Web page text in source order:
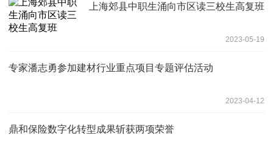
上海郊县中职生涌向市区读三校生高复班
2023-05-19
专家潘志勇参加建材行业重点项目专题评估活动
2023-04-12
鼎和保险数字化转型成果斩获两项荣誉